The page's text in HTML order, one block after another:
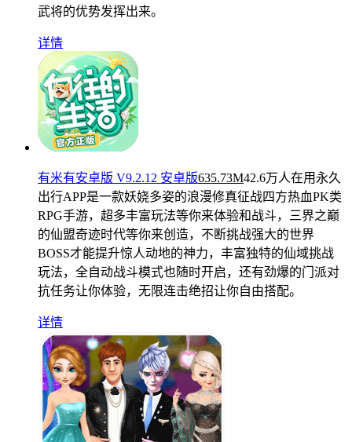
武将的优势发挥出来。
详情
有米有安卓版 V9.2.12 安卓版635.73M42.6万人在用永久
出行APP是一款妖娆多姿的浪漫修真征战四方热血PK类
RPG手游，超多丰富玩法等你来体验和战斗，三界之巅
的仙盟奇迹时代等你来创造，不断挑战强大的世界
BOSS才能提升惊人动地的神力，丰富独特的仙域挑战
玩法，全自动战斗模式也随时开启，还有劲爆的门派对
抗任务让你体验，无限连击绝招让你自由搭配。
详情